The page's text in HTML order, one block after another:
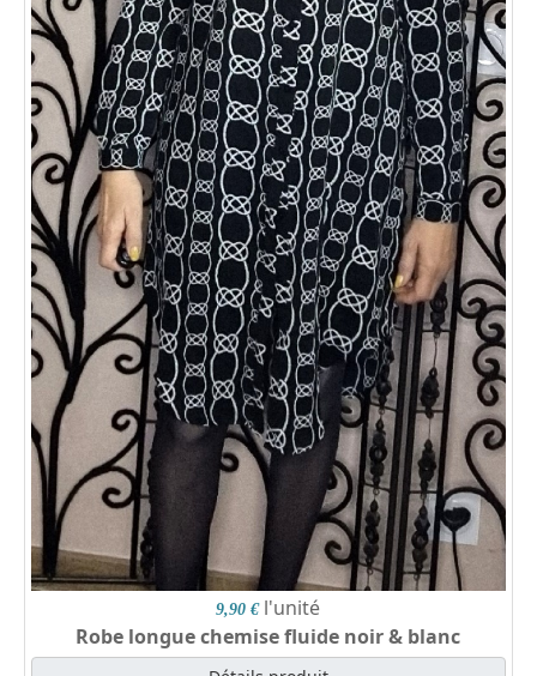
9,90 € l'unité
Robe longue chemise fluide noir & blanc